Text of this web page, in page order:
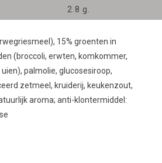
2.8 g.
), 15% groenten in
(broccoli, erwten, komkommer,
palmolie, glucosesiroop,
zetmeel, kruiderij, keukenzout,
aroma; anti-klontermiddel: